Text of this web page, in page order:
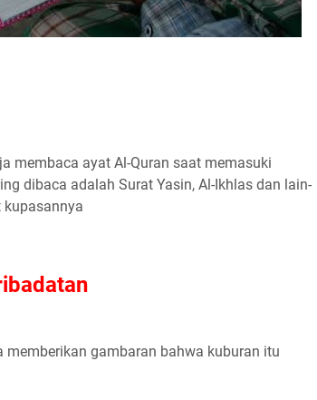
membaca ayat Al-Quran saat memasuki
dibaca adalah Surat Yasin, Al-Ikhlas dan lain-
kupasannya
gambaran bahwa kuburan itu